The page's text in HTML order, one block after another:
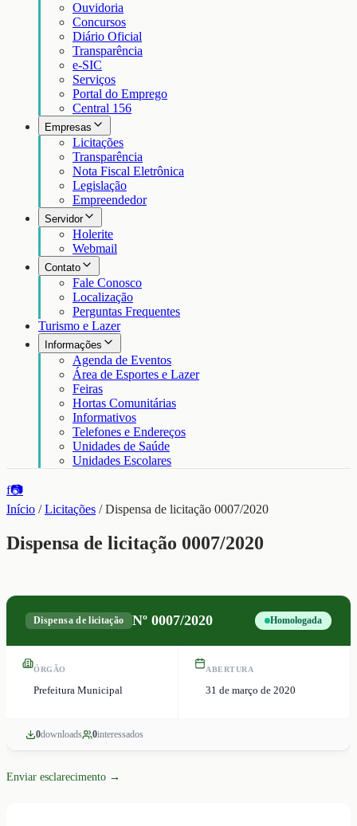
Ouvidoria
Concursos
Diário Oficial
Transparência
e-SIC
Serviços
Portal do Emprego
Central 156
Empresas
Licitações
Transparência
Nota Fiscal Eletrônica
Legislação
Empreendedor
Servidor
Holerite
Webmail
Contato
Fale Conosco
Localização
Perguntas Frequentes
Turismo e Lazer
Informações
Agenda de Eventos
Área de Esportes e Lazer
Feiras
Hortas Comunitárias
Informativos
Telefones e Endereços
Unidades de Saúde
Unidades Escolares
f📷
Início /Licitações /Dispensa de licitação 0007/2020
Dispensa de licitação 0007/2020
Dispensa de licitação Nº 0007/2020 Homologada
ÓRGÃO
Prefeitura Municipal
ABERTURA
31 de março de 2020
0downloads 0interessados
Enviar esclarecimento →